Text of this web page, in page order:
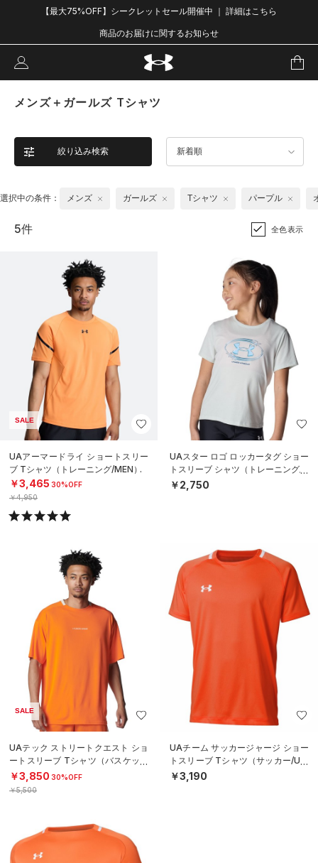
【最大75%OFF】シークレットセール開催中 ｜ 詳細はこちら
商品のお届けに関するお知らせ
メンズ＋ガールズ Tシャツ
絞り込み検索 新着順
選択中の条件： メンズ ガールズ Tシャツ パープル
5件 全色表示
SALE
UAアーマードライ ショートスリー
ブ Tシャツ（トレーニング/MEN）
￥3,465 30%OFF
￥4,950
UAスター ロゴ ロッカータグ ショー
トスリーブ シャツ（トレーニング/G
IRLS）
￥2,750
SALE
UAテック ストリートクエスト ショ
ートスリーブ Tシャツ（バスケット
ボール/MEN）
￥3,850 30%OFF
￥5,500
UAチーム サッカージャージ ショー
トスリーブ Tシャツ（サッカー/UNI
SEX）
￥3,190